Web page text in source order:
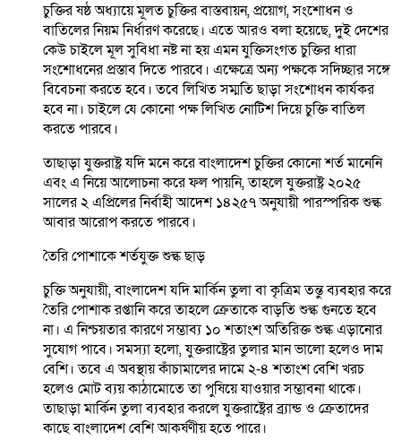
চুক্তির ষষ্ঠ অধ্যায়ে মূলত চুক্তির বাস্তবায়ন, প্রয়োগ, সংশোধন ও
বাতিলের নিয়ম নির্ধারণ করেছে। এতে আরও বলা হয়েছে, দুই দেশের
কেউ চাইলে মূল সুবিধা নষ্ট না হয় এমন যুক্তিসংগত চুক্তির ধারা
সংশোধনের প্রস্তাব দিতে পারবে। এক্ষেত্রে অন্য পক্ষকে সদিচ্ছার সঙ্গে
বিবেচনা করতে হবে। তবে লিখিত সম্মতি ছাড়া সংশোধন কার্যকর
হবে না। চাইলে যে কোনো পক্ষ লিখিত নোটিশ দিয়ে চুক্তি বাতিল
করতে পারবে।
তাছাড়া যুক্তরাষ্ট্র যদি মনে করে বাংলাদেশ চুক্তির কোনো শর্ত মানেনি
এবং এ নিয়ে আলোচনা করে ফল পায়নি, তাহলে যুক্তরাষ্ট্র ২০২৫
সালের ২ এপ্রিলের নির্বাহী আদেশ ১৪২৫৭ অনুযায়ী পারস্পরিক শুল্ক
আবার আরোপ করতে পারবে।
তৈরি পোশাকে শর্তযুক্ত শুল্ক ছাড়
চুক্তি অনুযায়ী, বাংলাদেশ যদি মার্কিন তুলা বা কৃত্রিম তন্তু ব্যবহার করে
তৈরি পোশাক রপ্তানি করে তাহলে ক্রেতাকে বাড়তি শুল্ক গুনতে হবে
না। এ নিশ্চয়তার কারণে সম্ভাব্য ১০ শতাংশ অতিরিক্ত শুল্ক এড়ানোর
সুযোগ পাবে। সমস্যা হলো, যুক্তরাষ্ট্রের তুলার মান ভালো হলেও দাম
বেশি। তবে এ অবস্থায় কাঁচামালের দামে ২-৪ শতাংশ বেশি খরচ
হলেও মোট ব্যয় কাঠামোতে তা পুষিয়ে যাওয়ার সম্ভাবনা থাকে।
তাছাড়া মার্কিন তুলা ব্যবহার করলে যুক্তরাষ্ট্রের ব্র্যান্ড ও ক্রেতাদের
কাছে বাংলাদেশ বেশি আকর্ষণীয় হতে পারে।